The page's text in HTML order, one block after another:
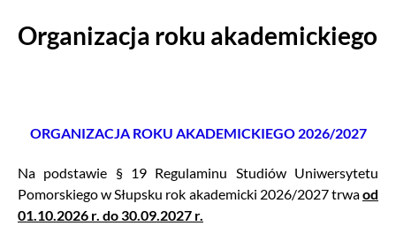
Organizacja roku akademickiego
ORGANIZACJA ROKU AKADEMICKIEGO 2026/2027
Na podstawie § 19 Regulaminu Studiów Uniwersytetu
Pomorskiego w Słupsku rok akademicki 2026/2027 trwaod
01.10.2026 r. do 30.09.2027 r.